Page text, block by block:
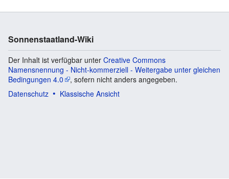
Sonnenstaatland-Wiki
Der Inhalt ist verfügbar unter Creative Commons
Namensnennung - Nicht-kommerziell - Weitergabe unter gleichen
Bedingungen 4.0
, sofern nicht anders angegeben.
Datenschutz
Klassische Ansicht